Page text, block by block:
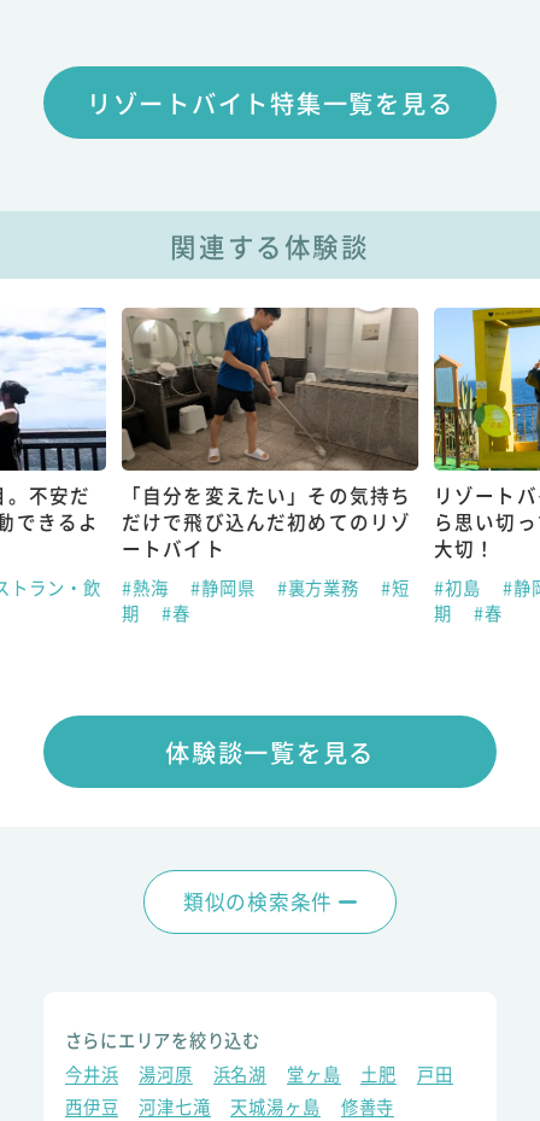
リゾートバイト特集一覧を見る
関連する体験談
不安だ
できるよ
トラン・飲
「自分を変えたい」その気持ち
だけで飛び込んだ初めてのリゾ
ートバイト
#熱海 #静岡県 #裏方業務
#短
期
#春
リゾート
ら思い切
大切！
#初島
#静
期
#春
体験談一覧を見る
類似の検索条件
さらにエリアを絞り込む
今井浜
湯河原 浜名湖 堂ヶ島 土肥
戸田
西伊豆
河津七滝 天城湯ヶ島
修善寺